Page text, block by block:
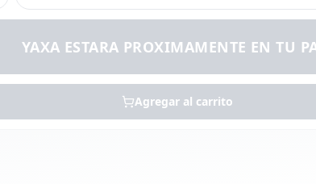
YAXA ESTARA PROXIMAMENTE EN TU
Agregar al carrito